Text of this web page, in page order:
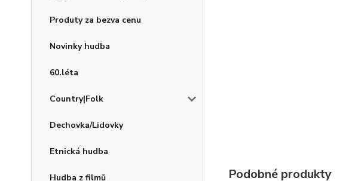
Produty za bezva cenu
Novinky hudba
60.léta
Country|Folk
Dechovka/Lidovky
Etnická hudba
Hudba z filmů Podobné produkty